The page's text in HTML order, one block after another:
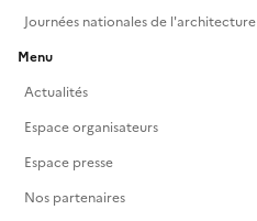
Journées nationales de l'architecture
Menu
Actualités
Espace organisateurs
Espace presse
Nos partenaires